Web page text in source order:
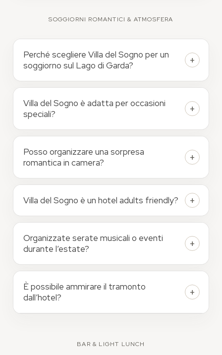
SOGGIORNI ROMANTICI & ATMOSFERA
Perché scegliere Villa del Sogno per un
soggiorno sul Lago di Garda?
Villa del Sogno è adatta per occasioni
speciali?
Posso organizzare una sorpresa
romantica in camera?
Villa del Sogno è un hotel adults friendly?
Organizzate serate musicali o eventi
durante l’estate?
È possibile ammirare il tramonto
dall’hotel?
BAR & LIGHT LUNCH